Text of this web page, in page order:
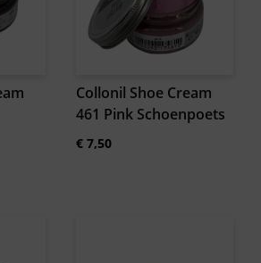
Collonil Shoe Cream
461 Pink Schoenpoets
€7,50